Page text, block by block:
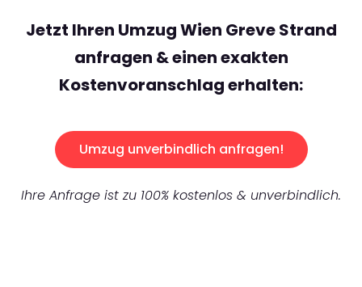
Jetzt Ihren Umzug Wien Greve Strand
anfragen & einen exakten
Kostenvoranschlag erhalten:
Umzug unverbindlich anfragen!
Ihre Anfrage ist zu 100% kostenlos & unverbindlich.